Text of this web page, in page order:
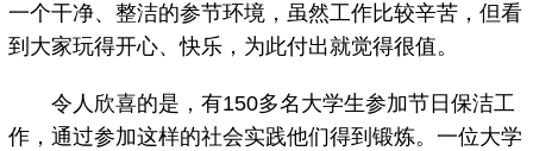
一个干净、整洁的参节环境，虽然工作比较辛苦，但看
到大家玩得开心、快乐，为此付出就觉得很值。
令人欣喜的是，有150多名大学生参加节日保洁工
作，通过参加这样的社会实践他们得到锻炼。一位大学